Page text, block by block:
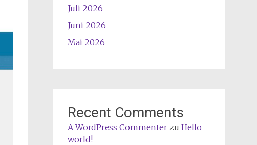
Juli 2026
Juni 2026
Mai 2026
Recent Comments
A WordPress Commenterzu Hello
world!